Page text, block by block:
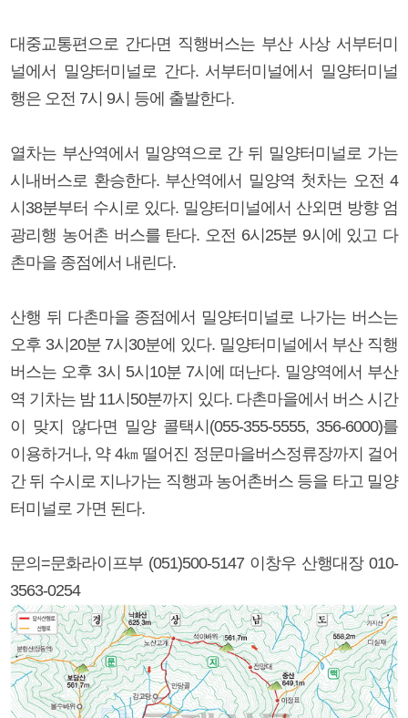
대중교통편으로 간다면 직행버스는 부산 사상 서부터미
널에서 밀양터미널로 간다. 서부터미널에서 밀양터미널
행은 오전 7시 9시 등에 출발한다.
열차는 부산역에서 밀양역으로 간 뒤 밀양터미널로 가는
시내버스로 환승한다. 부산역에서 밀양역 첫차는 오전 4
시38분부터 수시로 있다. 밀양터미널에서 산외면 방향 엄
광리행 농어촌 버스를 탄다. 오전 6시25분 9시에 있고 다
촌마을 종점에서 내린다.
산행 뒤 다촌마을 종점에서 밀양터미널로 나가는 버스는
오후 3시20분 7시30분에 있다. 밀양터미널에서 부산 직행
버스는 오후 3시 5시10분 7시에 떠난다. 밀양역에서 부산
역 기차는 밤 11시50분까지 있다. 다촌마을에서 버스 시간
이 맞지 않다면 밀양 콜택시(055-355-5555, 356-6000)를
이용하거나, 약 4㎞ 떨어진 정문마을버스정류장까지 걸어
간 뒤 수시로 지나가는 직행과 농어촌버스 등을 타고 밀양
터미널로 가면 된다.
문의=문화라이프부 (051)500-5147 이창우 산행대장 010-
3563-0254